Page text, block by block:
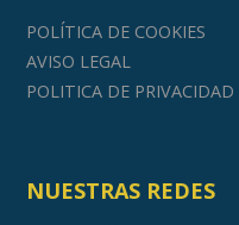
POLÍTICA DE COOKIES
AVISO LEGAL
POLITICA DE PRIVACIDAD
NUESTRAS REDES